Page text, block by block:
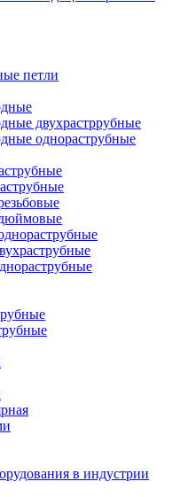
петли
двухрастррубные
однораструбные